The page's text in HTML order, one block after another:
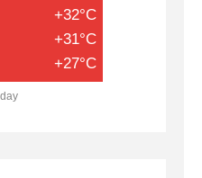
+32°C
+31°C
+27°C